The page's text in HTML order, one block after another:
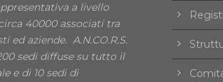
a livello
40000 associati tra
ed aziende. A.N.CO.R.S.
sedi diffuse su tutto il
e di 10 sedi di